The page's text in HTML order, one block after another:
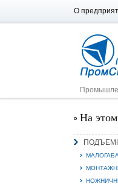
О
На